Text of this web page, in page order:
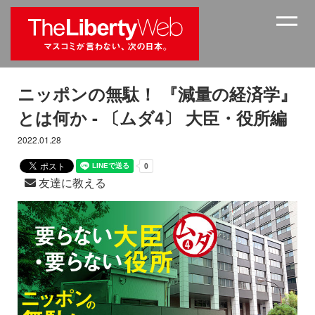
ニッポンの無駄！ 『減量の経済学』
とは何か - 〔ムダ4〕 大臣・役所編
2022.01.28
友達に教える